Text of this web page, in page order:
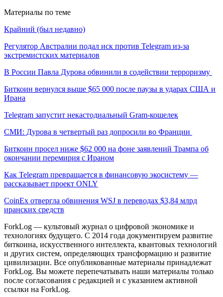
Материалы по теме
Крайний (был недавно)
Регулятор Австралии подал иск против Telegram из-за
экстремистских материалов
В России Павла Дурова обвинили в содействии терроризму
Биткоин вернулся выше $65 000 после паузы в ударах США и
Ирана
Telegram запустит некастодиальный Gram-кошелек
СМИ: Дурова в четвертый раз допросили во Франции
Биткоин просел ниже $62 000 на фоне заявлений Трампа об
окончании перемирия с Ираном
Как Telegram превращается в финансовую экосистему —
рассказывает проект ONLY
CoinEx отвергла обвинения WSJ в переводах $3,84 млрд
иранских средств
ForkLog — культовый журнал о цифровой экономике и
технологиях будущего. С 2014 года документируем развитие
биткоина, искусственного интеллекта, квантовых технологий
и других систем, определяющих трансформацию и развитие
цивилизации. Все опубликованные материалы принадлежат
ForkLog. Вы можете перепечатывать наши материалы только
после согласования с редакцией и с указанием активной
ссылки на ForkLog.